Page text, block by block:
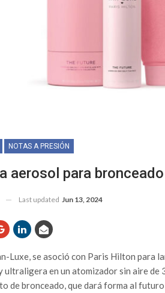
NOTAS A PRESIÓN
aerosol para bronceado
Last updated Jun 13, 2024
Luxe, se asoció con Paris Hilton para
en un atomizador sin aire de
de bronceado, que dará forma al